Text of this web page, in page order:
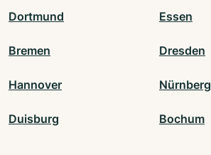
Dortmund Essen
Bremen Dresden
Hannover Nürnberg
Duisburg Bochum